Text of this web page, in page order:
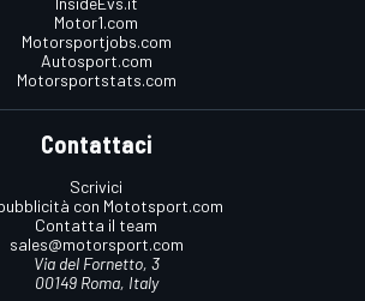
Motor1.com
Motorsportjobs.com
Autosport.com
Motorsportstats.com
Contattaci
Scrivici
con Mototsport.com
Contatta il team
sales@motorsport.com
Via del Fornetto, 3
00149 Roma, Italy